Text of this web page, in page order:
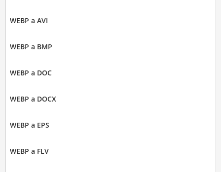
WEBP a AVI
WEBP a BMP
WEBP a DOC
WEBP a DOCX
WEBP a EPS
WEBP a FLV